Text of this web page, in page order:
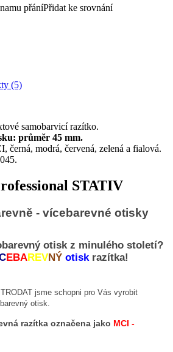
přáníPřidat ke srovnání
(5)
samobarvicí razítko.
průměr 45 mm.
černá, modrá, červená, zelená a fialová.
STATIV
- vícebarevné otisky
otisk z minulého století?
EBAREVNÝ otiskrazítka!
jsme schopni pro Vás vyrobit
otisk.
razítka označena jako MCI -